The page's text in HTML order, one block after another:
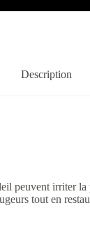
Description
peuvent irriter la
tout en